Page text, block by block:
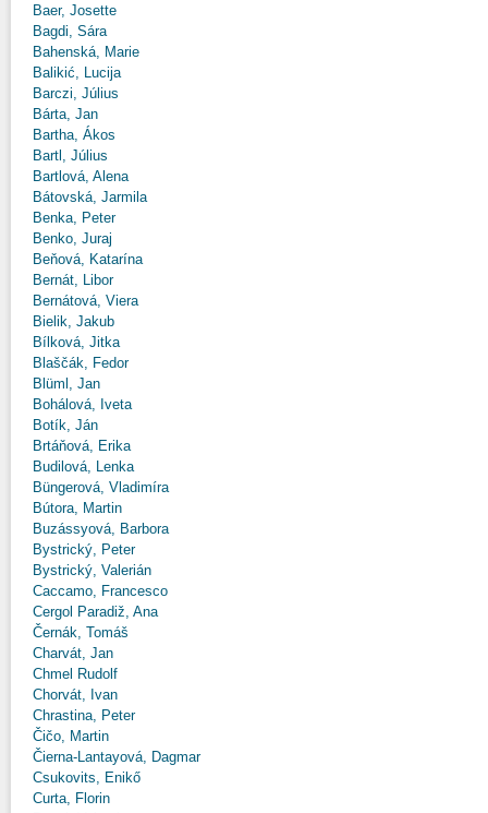
Baer, Josette
Bagdi, Sára
Bahenská, Marie
Balikić, Lucija
Barczi, Július
Bárta, Jan
Bartha, Ákos
Bartl, Július
Bartlová, Alena
Bátovská, Jarmila
Benka, Peter
Benko, Juraj
Beňová, Katarína
Bernát, Libor
Bernátová, Viera
Bielik, Jakub
Bílková, Jitka
Blaščák, Fedor
Blüml, Jan
Bohálová, Iveta
Botík, Ján
Brtáňová, Erika
Budilová, Lenka
Büngerová, Vladimíra
Bútora, Martin
Buzássyová, Barbora
Bystrický, Peter
Bystrický, Valerián
Caccamo, Francesco
Cergol Paradiž, Ana
Černák, Tomáš
Charvát, Jan
Chmel Rudolf
Chorvát, Ivan
Chrastina, Peter
Čičo, Martin
Čierna-Lantayová, Dagmar
Csukovits, Enikő
Curta, Florin